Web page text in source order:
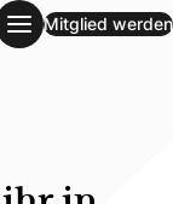
Mitglied werden